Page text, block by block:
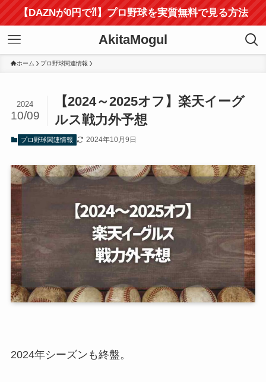
【DAZNが0円で⁈】プロ野球を実質無料で見る方法
AkitaMogul
ホーム プロ野球関連情報
【2024～2025オフ】楽天イーグ
ルス戦力外予想
2024
10/09
プロ野球関連情報 2024年10月9日
2024年シーズンも終盤。